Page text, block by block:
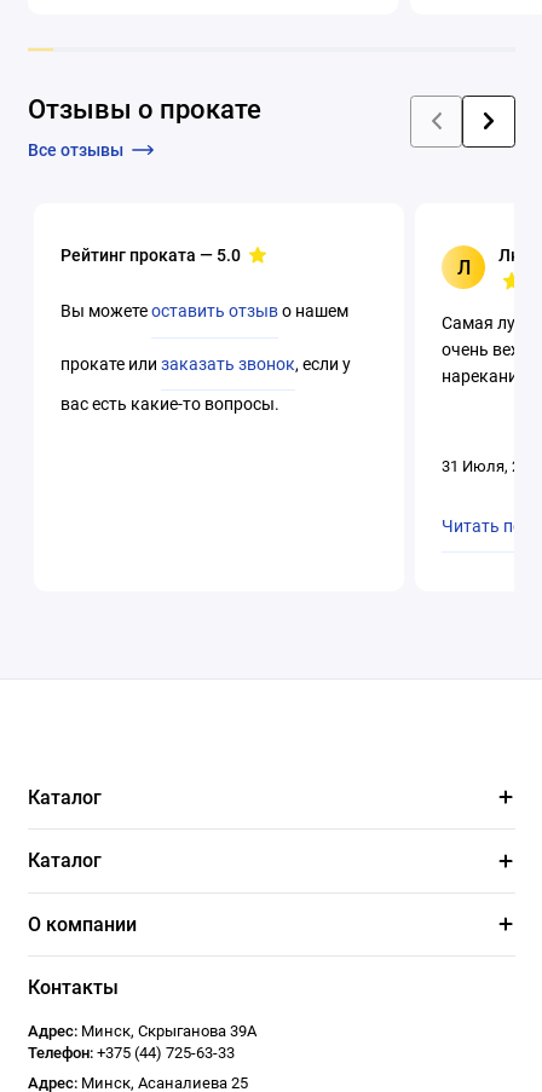
Отзывы о прокате
Все отзывы
Рейтинг проката — 5.0
Вы можетеоставить отзыво нашем
прокате илизаказать звонок, если у
вас есть какие-то вопросы.
Л
Самая
очень
нареканий.
31 Июля,
Читать
Каталог
Каталог
О компании
Контакты
Адрес: Минск, Скрыганова 39А
Телефон: +375 (44) 725-63-33
Адрес: Минск, Асаналиева 25